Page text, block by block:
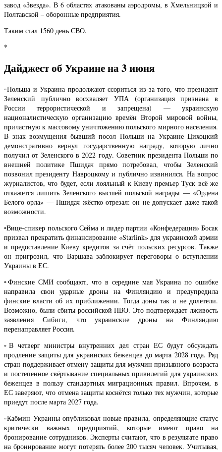
завод «Звезда». В 6 областях атакованы аэродромы, в Хмельницкой и
Полтавской – оборонные предприятия.
Таким стал 1560 день СВО.
*
Дайджест об Украине на 3 июня
▫️Польша и Украина продолжают ссориться из-за того, что президент
Зеленский публично восхваляет УПА (организация признана в
России террористической и запрещена) — украинскую
националистическую организацию времён Второй мировой войны,
причастную к массовому уничтожению польского мирного населения.
В знак возмущения бывший посол Польши на Украине Цихоцкий
демонстративно вернул государственную награду, которую лично
получил от Зеленского в 2022 году. Советник президента Польши по
внешней политике Пшидач прямо потребовал, чтобы Зеленский
позвонил президенту Навроцкому и публично извинился. На вопрос
журналистов, что будет, если лояльный к Киеву премьер Туск всё же
откажется лишить Зеленского высшей польской награды — «Ордена
Белого орла» — Пшидач жёстко отрезал: он не допускает даже такой
возможности.
▫️Вице-спикер польского Сейма и лидер партии «Конфедерация» Босак
призвал прекратить финансирование «Starlink» для украинской армии
и предоставление Киеву кредитов за счёт польских ресурсов. Также
он пригрозил, что Варшава заблокирует переговоры о вступлении
Украины в ЕС.
▫️Финские СМИ сообщают, что в середине мая Украина по ошибке
направила свои ударные дроны на Финляндию и предупредила
финские власти об их приближении. Тогда доны так и не долетели.
Возможно, были сбиты российской ПВО. Это подтверждает лживость
заявления Сибиги, что украинские дроны на Финляндию
перенаправляет Россия.
▫️В четверг министры внутренних дел стран ЕС будут обсуждать
продление защиты для украинских беженцев до марта 2028 года. Ряд
стран поддерживает отмену защиты для мужчин призывного возраста
и постепенное свёртывание специальных привилегий для украинских
беженцев в пользу стандартных миграционных правил. Впрочем, в
ЕС заверяют, что отмена защиты коснётся только тех мужчин, которые
приедут после марта 2027 года.
▫️Кабмин Украины опубликовал новые правила, определяющие статус
критически важных предприятий, которые имеют право на
бронирование сотрудников. Эксперты считают, что в результате право
на бронирование могут потерять более 200 тысяч человек. Учитывая,